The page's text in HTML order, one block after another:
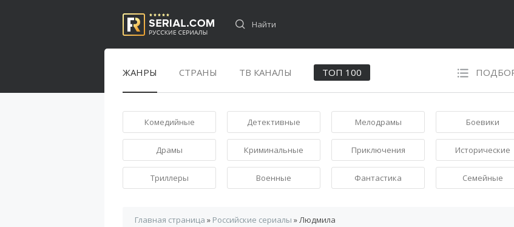
ЖАНРЫ СТРАНЫ ТВ КАНАЛЫ ТОП 100
Комедийные Детективные Мелодрамы Боевики
Драмы Криминальные Приключения Исторические
Триллеры Военные Фантастика Семейные
Главная страница » Российские сериалы » Людмила